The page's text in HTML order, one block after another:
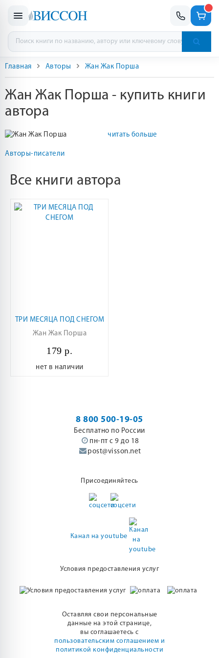
Главная Авторы Жан Жак Порша
Жан Жак Порша - купить книги
автора
читать больше
Авторы-писатели
Все книги автора
ТРИ МЕСЯЦА ПОД СНЕГОМ
Жан Жак Порша
179 р.
нет в наличии
8 800 500-19-05
Бесплатно по России
пн-пт с 9 до 18
post@visson.net
Присоединяйтесь
Канал на youtube
Условия предоставления услуг
Оставляя свои персональные
данные на этой странице,
вы соглашаетесь с
пользовательским соглашением и
политикой конфиденциальности